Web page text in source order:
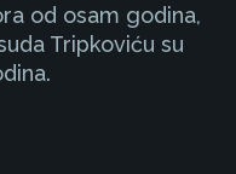
od osam godina,
Tripkoviću su